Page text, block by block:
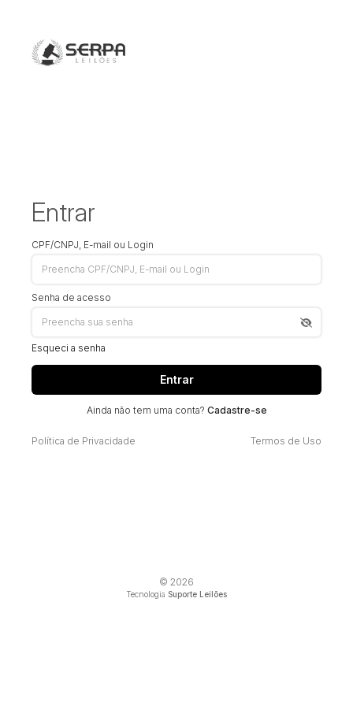
Entrar
CPF/CNPJ, E-mail ou Login
Senha de acesso
Esqueci a senha
Entrar
Ainda não tem uma conta? Cadastre-se
Política de Privacidade Termos de Uso
© 2026
Tecnologia Suporte Leilões